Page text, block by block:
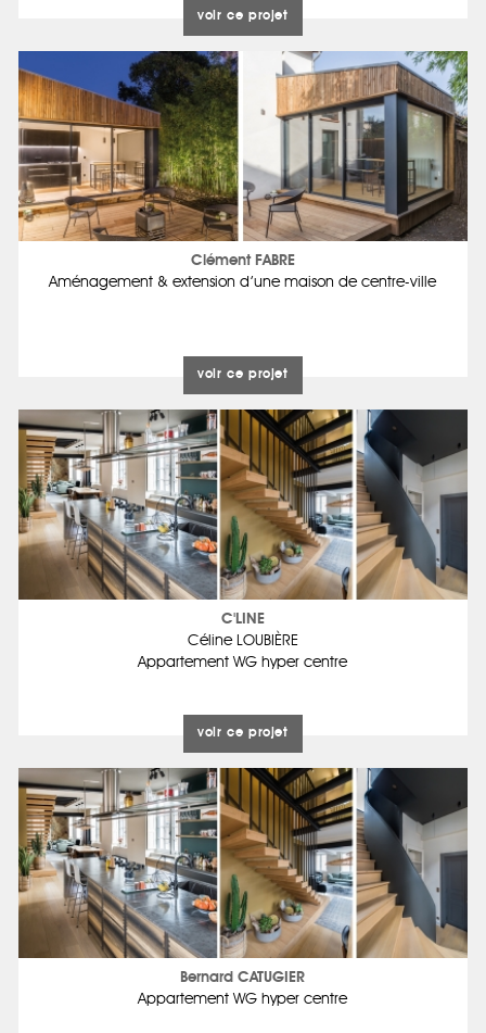
voir ce projet
Clément FABRE
Aménagement & extension d’une maison de centre-ville
voir ce projet
C'LINE
Céline LOUBIÈRE
Appartement WG hyper centre
voir ce projet
Bernard CATUGIER
Appartement WG hyper centre